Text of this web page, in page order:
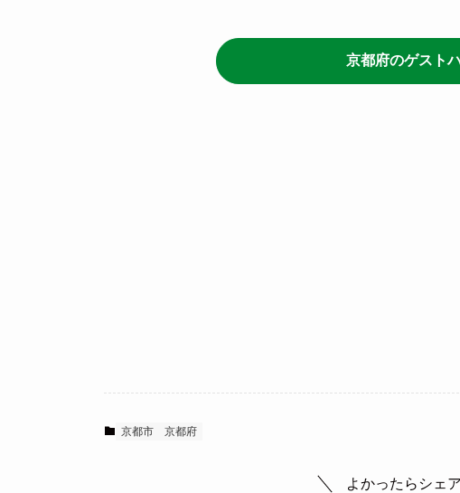
京都府のゲスト
京都市 京都府
よかったらシェ